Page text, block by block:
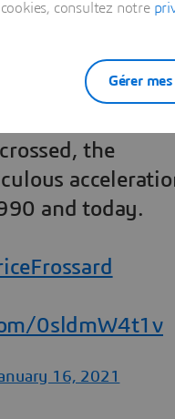
1850 to
the
and today.
0sldmW4t1v
16, 2021
consultez notre
Gérer